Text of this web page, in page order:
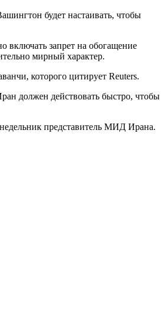
будет настаивать, чтобы
запрет на обогащение
мирный характер.
которого цитирует Reuters.
должен действовать быстро, чтобы
представитель МИД Ирана.